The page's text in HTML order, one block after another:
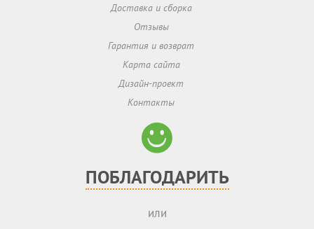
Доставка и сборка
Отзывы
Гарантия и возврат
Карта сайта
Дизайн-проект
Контакты
ПОБЛАГОДАРИТЬ
или